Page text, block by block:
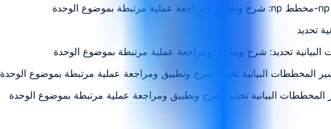
البيانية تحديد: شرح وتطبيق ومراجعة عملية مرتبطة بموضوع الوحدة
المخططات البيانية تحديد: شرح وتطبيق ومراجعة عملية مرتبطة بموضوع الوحدة
المخططات البيانية تحديد: شرح وتطبيق ومراجعة عملية مرتبطة بموضوع الوحدة